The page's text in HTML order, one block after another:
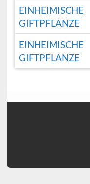
EINHEIMISCHE
GIFTPFLANZE
EINHEIMISCHE
GIFTPFLANZE